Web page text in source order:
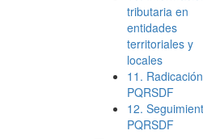
tributaria en
entidades
territoriales y
locales
11. Radicación
PQRSDF
12.
PQRSDF